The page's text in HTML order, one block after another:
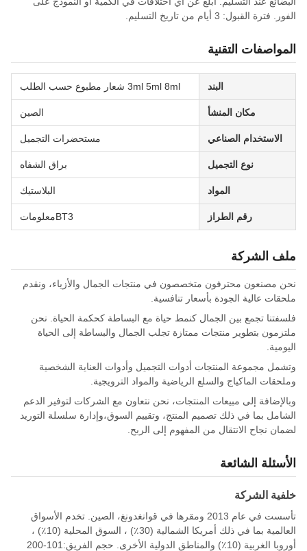
الفور. فترة القبول: 3 أيام من تاريخ التسليم.
المواصفات التقنية
البند 3ml 5ml 8ml شعار مطبوع حسب الطلب
مكان المنشأ الصين
الاستخدام الصناعي مستحضرات التجميل
نوع التجميل براق الشفاه
المواد البلاستيك
رقم الطراز BT3معلومات
ملف الشركة
نحن مصنعون محترفون متخصصون في منتجات الجمال والأزياء، ونقدم
ملحقات عالية الجودة بأسعار تنافسية.
فلسفتنا تجمع بين الجمال كنمط حياة مع البساطة كحكمة الحياة. نحن
ملتزمون بتطوير منتجات ممتازة تجلب الجمال والبساطة إلى الحياة
اليومية.
وتشمل مجموعة المنتجات أدوات التجميل وأدوات العناية الشخصية
وملحقات الماكياج والسلع الرياضية والمواد الترويجية.
وبالإضافة إلى مبيعات المنتجات، نحن نتعاون مع الشركات لتوفير الدعم
الشامل بما في ذلك تصميم المنتج، وتقييم السوق،وإدارة سلسلة التوريد
لضمان نجاح الانتقال من المفهوم إلى الربح.
الأسئلة الشائعة
خلفية الشركة
تأسست في عام 2013 ومقرها في قوانغدونغ، الصين. تخدم الأسواق
العالمية بما في ذلك أمريكا الشمالية (30٪) ، السوق المحلية (10٪) ،
أوروبا الغربية (10٪) والمناطق الدولية الأخرى. حجم الفريق:101-200